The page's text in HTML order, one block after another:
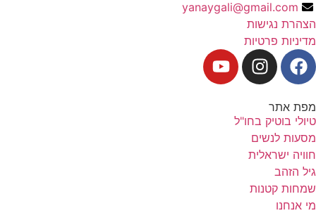
yanaygali@gmail.com
הצהרת נגישות
מדיניות פרטיות
מפת אתר
טיולי בוטיק בחו"ל
מסעות לנשים
חוויה ישראלית
גיל הזהב
שמחות קטנות
מי אנחנו